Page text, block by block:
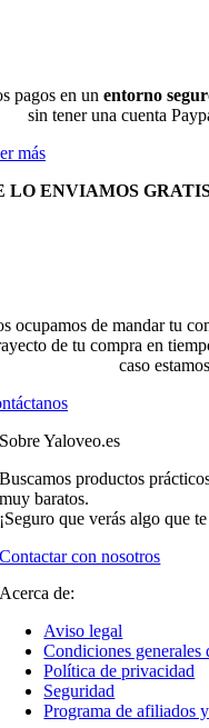
pagos en un entorno
sin tener una cuenta
más
LO ENVIAMOS
ocupamos de mandar tu
de tu compra en
caso
Sobre Yaloveo.es
Buscamos productos
muy baratos.
¡Seguro que verás algo que
Contactar con nosotros
Acerca de:
Aviso legal
Condiciones generales
Política de privacidad
Seguridad
Programa de afiliados